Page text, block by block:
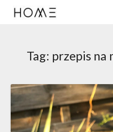
Tag: przepis na